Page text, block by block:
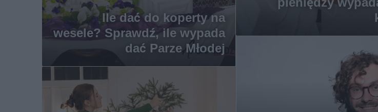
Ile dać do koperty na
wesele? Sprawdź, ile wypada
dać Parze Młodej